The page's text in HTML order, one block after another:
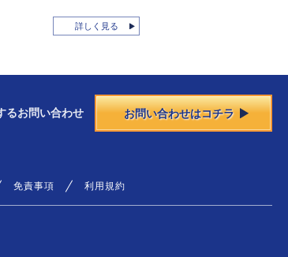
詳しく見る
るお問い合わせ お問い合わせはコチラ
免責事項 利用規約